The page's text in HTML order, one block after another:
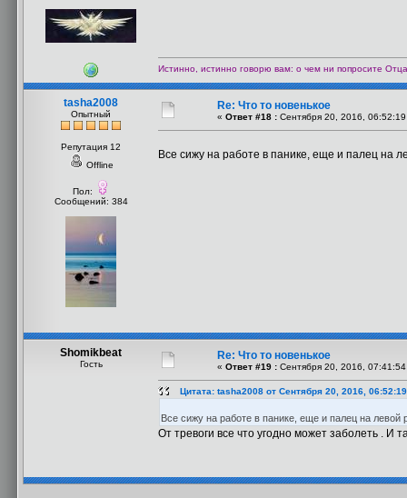
Истинно, истинно говорю вам: о чем ни попросите
tasha2008
Опытный
Репутация 12
Offline
Пол:
Сообщений: 384
Re: Что то новенькое
« Ответ #18 : Сентября 20, 2016,
Все сижу на работе в панике, еще и палец на
Shomikbeat
Гость
Re: Что то новенькое
« Ответ #19 : Сентября 20, 2016,
Цитата: tasha2008 от Сентября 20, 2016,
Все сижу на работе в панике, еще и палец на левой
От тревоги все что угодно может заболеть . И